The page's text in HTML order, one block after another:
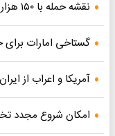
نقشه حمله با ۱۵۰ هزار نفر برای فتح تهران
گستاخی امارات برای
آمریکا و اعراب از
امکان شروع مجدد